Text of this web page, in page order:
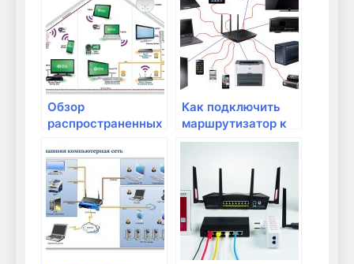
Обзор
распространенных
Как подключить
маршрутизатор к
домашнему
провайдера?